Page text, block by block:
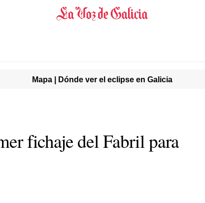
Mapa | Dónde ver el eclipse en Galicia
fichaje del Fabril para